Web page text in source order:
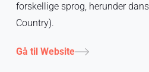
forskellige sprog, herunder
Country).
Gå til Website